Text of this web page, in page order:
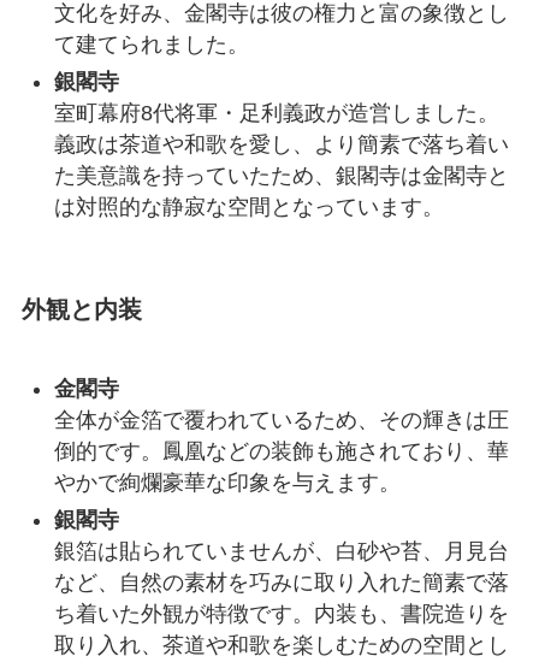
文化を好み、金閣寺は彼の権力と富の象徴とし
て建てられました。
銀閣寺
室町幕府8代将軍・足利義政が造営しました。
義政は茶道や和歌を愛し、より簡素で落ち着い
た美意識を持っていたため、銀閣寺は金閣寺と
は対照的な静寂な空間となっています。
外観と内装
金閣寺
全体が金箔で覆われているため、その輝きは圧
倒的です。鳳凰などの装飾も施されており、華
やかで絢爛豪華な印象を与えます。
銀閣寺
銀箔は貼られていませんが、白砂や苔、月見台
など、自然の素材を巧みに取り入れた簡素で落
ち着いた外観が特徴です。内装も、書院造りを
取り入れ、茶道や和歌を楽しむための空間とし